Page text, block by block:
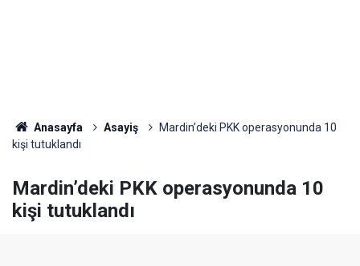
Anasayfa Asayiş
Mardin’deki PKK operasyonunda 10
kişi tutuklandı
Mardin’deki PKK operasyonunda 10
kişi tutuklandı